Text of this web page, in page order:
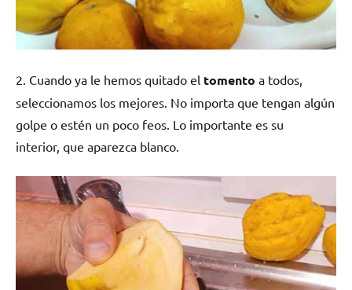
2. Cuando ya le hemos quitado el tomento a todos,
seleccionamos los mejores. No importa que tengan algún
golpe o estén un poco feos. Lo importante es su
interior, que aparezca blanco.